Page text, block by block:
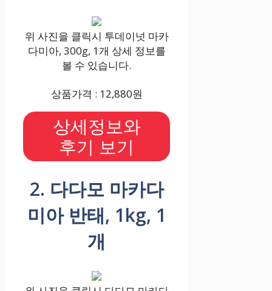
위 사진을 클릭시 투데이넛 마카
다미아, 300g, 1개 상세 정보를
볼 수 있습니다.
상품가격 : 12,880원
상세정보와
후기 보기
2. 다다모 마카다
미아 반태, 1kg, 1
개